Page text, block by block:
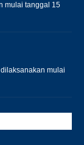
mulai tanggal 15
mulai